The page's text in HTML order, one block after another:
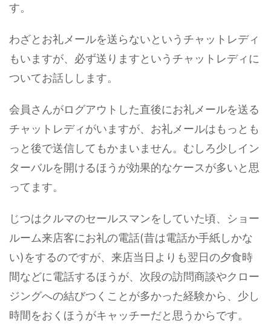
す。
わざとお礼メールを送らないというチャットレディ
もいますが、必ず送りますというチャットレディに
ついてお話しします。
会員さんがログアウトした直後にお礼メールを送る
チャットレディがいますが、お礼メールはもっとも
っと後で送信してもかまいません。むしろ少しイン
ターバルを開けるほうが効果的なケースが多いと思
ってます。
じつはクルマのセールスマンをしていた頃、ショー
ルーム来店客にお礼の電話(昔は電話か手紙しかな
い)をするのですが、来店当日よりも翌日の夕食時
間などに電話するほうが、次段の訪問商談やクロー
ジングへの結びつくことが多かった経験から、少し
時間をおくほうがキャッチーだと思うからです。